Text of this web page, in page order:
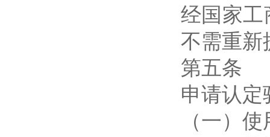
经国家工
不需重新
第五条
申请认定
（一）